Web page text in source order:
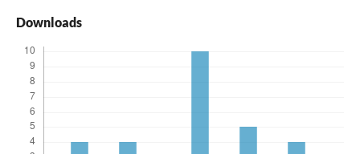
Downloads